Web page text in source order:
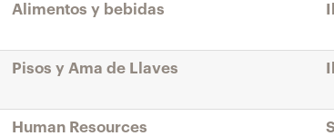
Alimentos y bebidas
Pisos y Ama de Llaves
Human Resources